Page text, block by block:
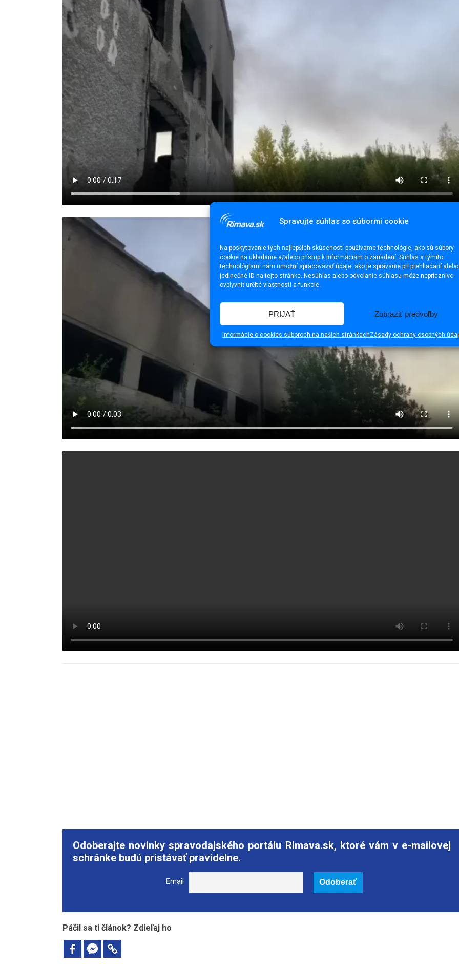
Spravujte súhlas so súbormi cookie
Na poskytovanie tých najlepších skúseností používame technológie, ako sú súbory
cookie na ukladanie a/alebo prístup k informáciám o zariadení. Súhlas s týmito
technológiami nám umožní spracovávať údaje, ako je správanie pri prehliadaní alebo
jedinečné ID na tejto stránke. Nesúhlas alebo odvolanie súhlasu môže nepriaznivo
ovplyvniť určité vlastnosti a funkcie.
PRIJAŤ Zobraziť predvoľby
Informácie o cookies súboroch na našich stránkachZásady ochrany osobných
Odoberajte novinky spravodajského portálu Rimava.sk, ktoré vám v e-mailovej
schránke budú pristávať pravidelne.
Email
Páčil sa ti článok? Zdieľaj ho